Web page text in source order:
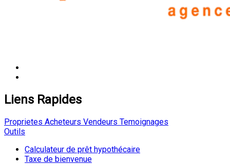
Liens Rapides
Proprietes Acheteurs Vendeurs Temoignages
Outils
Calculateur de prêt hypothécaire
Taxe de bienvenue